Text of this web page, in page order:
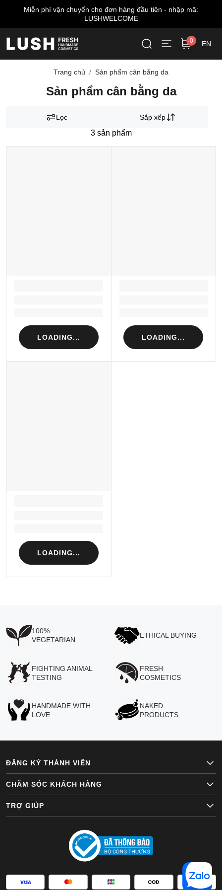
Miễn phí vận chuyển cho đơn hàng đầu tiên - nhập mã:
LUSHWELCOME
0 EN
Trang chủ Sản phẩm cân bằng da
Sản phẩm cân bằng da
3sản phẩm
Lọc Sắp xếp
LOADING... LOADING...
LOADING...
100%
VEGETARIAN
ETHICAL BUYING
FIGHTING ANIMAL
TESTING
FRESH
COSMETICS
HANDMADE WITH
LOVE
NAKED
PRODUCTS
ĐĂNG KÝ THÀNH VIÊN
CHĂM SÓC KHÁCH HÀNG
TRỢ GIÚP